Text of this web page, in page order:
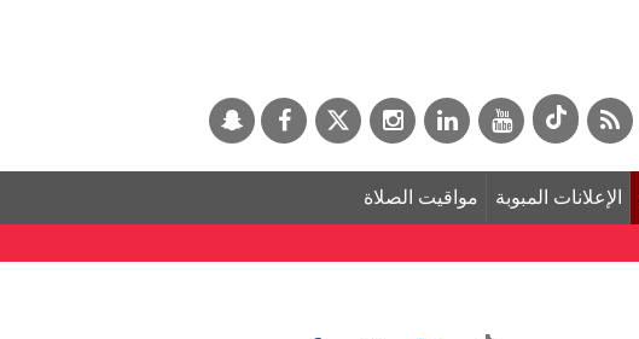
الإعلانات المبوبة مواقيت الصلاة